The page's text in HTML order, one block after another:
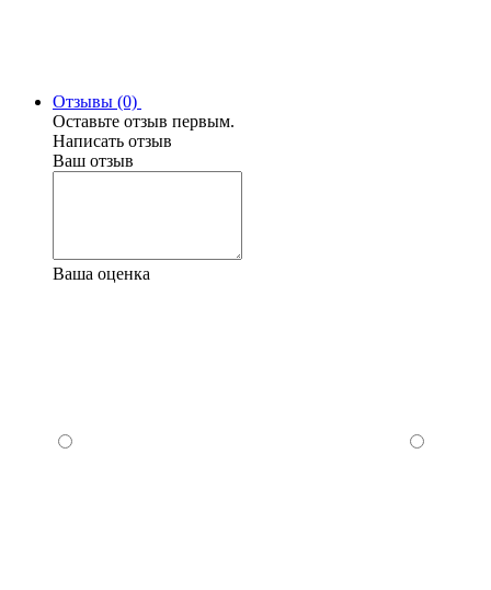
Отзывы (0)
Оставьте отзыв первым.
Написать отзыв
Ваш отзыв
Ваша оценка